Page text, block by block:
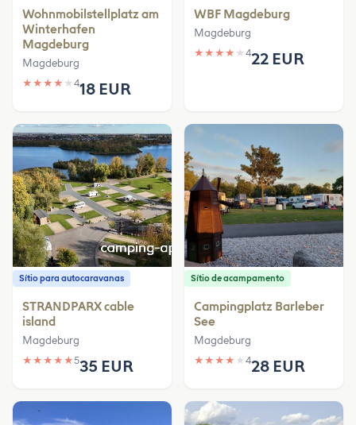
Wohnmobilstellplatz am
Winterhafen
Magdeburg
Magdeburg
★ ★ ★ ★ ★ 418 EUR
WBF Magdeburg
Magdeburg
★ ★ ★ ★ ★ 422 EUR
Sítio para autocaravanas
STRANDPARX cable
island
Magdeburg
★ ★ ★ ★ ★535 EUR
Sítio de acampamento
Campingplatz Barleber
See
Magdeburg
★ ★ ★ ★ ★ 428 EUR